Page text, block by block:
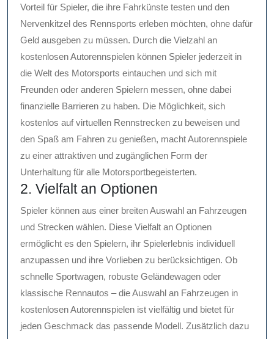
Vorteil für Spieler, die ihre Fahrkünste testen und den
Nervenkitzel des Rennsports erleben möchten, ohne dafür
Geld ausgeben zu müssen. Durch die Vielzahl an
kostenlosen Autorennspielen können Spieler jederzeit in
die Welt des Motorsports eintauchen und sich mit
Freunden oder anderen Spielern messen, ohne dabei
finanzielle Barrieren zu haben. Die Möglichkeit, sich
kostenlos auf virtuellen Rennstrecken zu beweisen und
den Spaß am Fahren zu genießen, macht Autorennspiele
zu einer attraktiven und zugänglichen Form der
Unterhaltung für alle Motorsportbegeisterten.
2. Vielfalt an Optionen
Spieler können aus einer breiten Auswahl an Fahrzeugen
und Strecken wählen. Diese Vielfalt an Optionen
ermöglicht es den Spielern, ihr Spielerlebnis individuell
anzupassen und ihre Vorlieben zu berücksichtigen. Ob
schnelle Sportwagen, robuste Geländewagen oder
klassische Rennautos – die Auswahl an Fahrzeugen in
kostenlosen Autorennspielen ist vielfältig und bietet für
jeden Geschmack das passende Modell. Zusätzlich dazu